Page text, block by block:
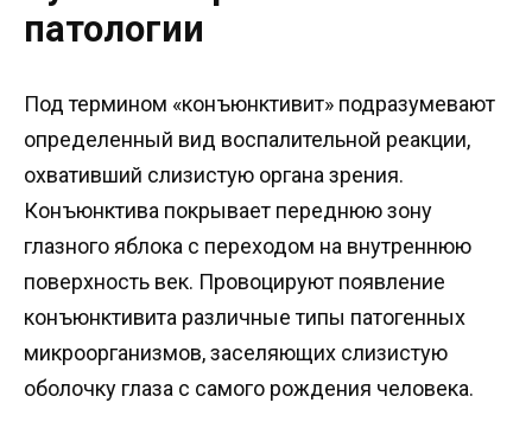
патологии
Под термином «конъюнктивит» подразумевают
определенный вид воспалительной реакции,
охвативший слизистую органа зрения.
Конъюнктива покрывает переднюю зону
глазного яблока с переходом на внутреннюю
поверхность век. Провоцируют появление
конъюнктивита различные типы патогенных
микроорганизмов, заселяющих слизистую
оболочку глаза с самого рождения человека.